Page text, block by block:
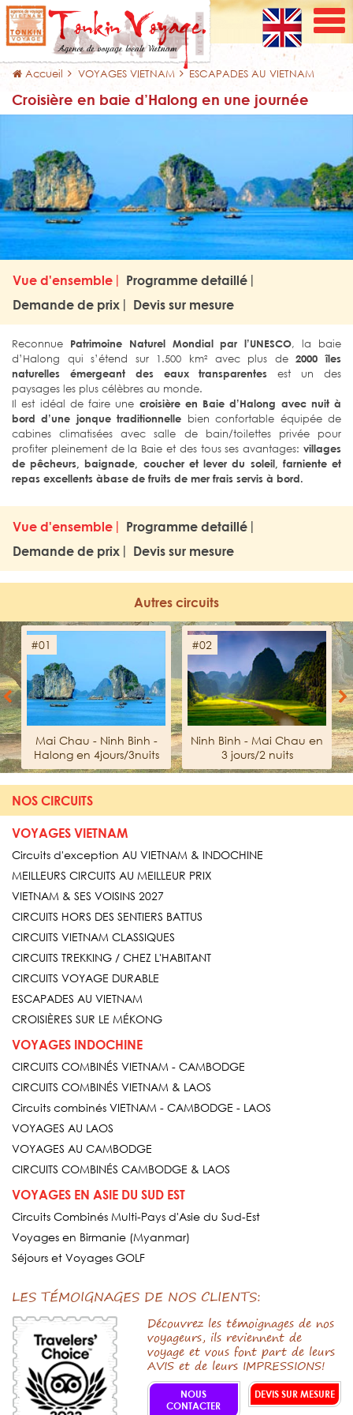
Accueil VOYAGES VIETNAM ESCAPADES AU VIETNAM
Croisière en baie d’Halong en une journée
Vue d'ensemble
Programme detaillé
Demande de prix
Devis sur mesure
Reconnue Patrimoine Naturel Mondial par l’UNESCO, la baie
d’Halong qui s’étend sur 1.500 km² avec plus de2000 îles
naturelles émergeant des eaux transparentes est un des
paysages les plus célèbres au monde.
Il est idéal de faire une croisière en Baie d’Halong avec nuit à
bord d’une jonque traditionnelle bien confortable équipée de
cabines climatisées avec salle de bain/toilettes privée pour
profiter pleinement de la Baie et des tous ses avantages: villages
de pêcheurs, baignade, coucher et lever du soleil, farniente et
repas excellents àbase de fruits de mer frais servis à bord.
Vue d'ensemble
Programme detaillé
Demande de prix
Devis sur mesure
Autres circuits
#01
Mai Chau - Ninh Binh -
Halong en 4jours/3nuits
#02
Ninh Binh - Mai Chau en
3 jours/2 nuits
NOS CIRCUITS
VOYAGES VIETNAM
Circuits d'exception AU VIETNAM & INDOCHINE
MEILLEURS CIRCUITS AU MEILLEUR PRIX
VIETNAM & SES VOISINS 2027
CIRCUITS HORS DES SENTIERS BATTUS
CIRCUITS VIETNAM CLASSIQUES
CIRCUITS TREKKING / CHEZ L'HABITANT
CIRCUITS VOYAGE DURABLE
ESCAPADES AU VIETNAM
CROISIÈRES SUR LE MÉKONG
VOYAGES INDOCHINE
CIRCUITS COMBINÉS VIETNAM - CAMBODGE
CIRCUITS COMBINÉS VIETNAM & LAOS
Circuits combinés VIETNAM - CAMBODGE - LAOS
VOYAGES AU LAOS
VOYAGES AU CAMBODGE
CIRCUITS COMBINÉS CAMBODGE & LAOS
VOYAGES EN ASIE DU SUD EST
Circuits Combinés Multi-Pays d'Asie du Sud-Est
Voyages en Birmanie (Myanmar)
Séjours et Voyages GOLF
LES TÉMOIGNAGES DE NOS CLIENTS:
Découvrez les témoignages de nos
voyageurs, ils reviennent de
voyage et vous font part de leurs
AVIS et de leurs IMPRESSIONS!
NOUS
CONTACTER
DEVIS SUR MESURE